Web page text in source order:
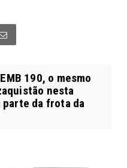
190, o mesmo
nesta
da frota da